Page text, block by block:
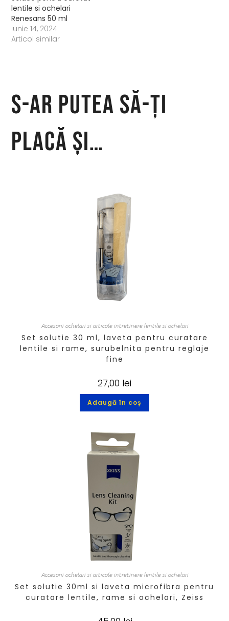
lentile si ochelari
Renesans 50 ml
iunie 14, 2024
Articol similar
S-ar putea să-ți
placă și…
Accesorii ochelari si articole intretinere lentile si ochelari
Set solutie 30 ml, laveta pentru curatare
lentile si rame, surubelnita pentru reglaje
fine
27,00 lei
Adaugă în coș
Accesorii ochelari si articole intretinere lentile si ochelari
Set solutie 30ml si laveta microfibra pentru
curatare lentile, rame si ochelari, Zeiss